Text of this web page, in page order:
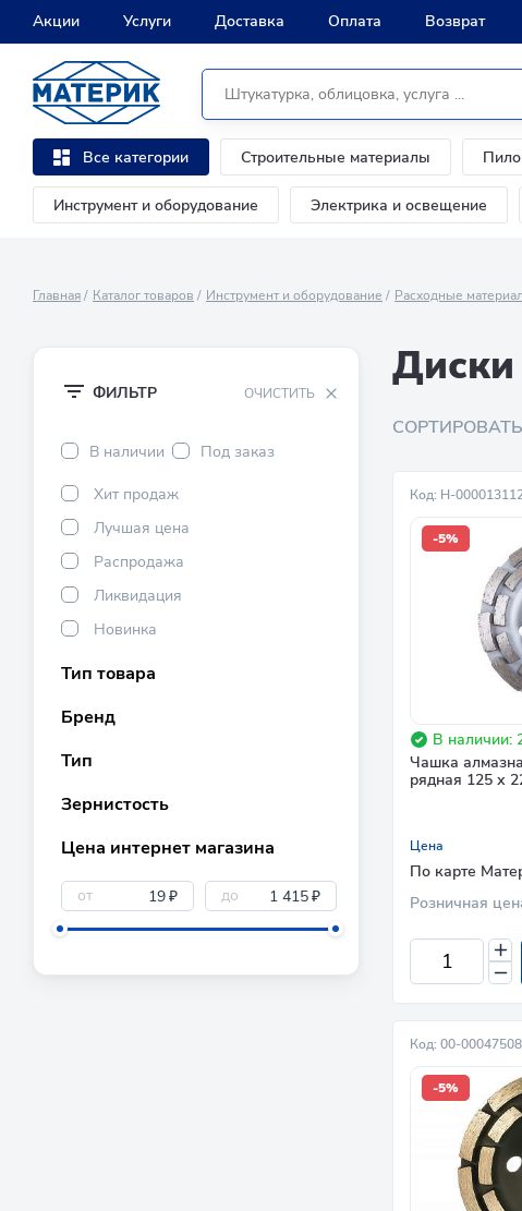
Акции Услуги Доставка Оплата Возврат
Все категории Строительные материалы
Инструмент и оборудование Электрика и освещение
Главная Каталог товаров Инструмент и оборудование Расходные
ФИЛЬТР ОЧИСТИТЬ
В наличии Под заказ
Хит продаж
Лучшая цена
Распродажа
Ликвидация
Новинка
Тип товара
Бренд
Тип
Зернистость
Цена интернет магазина
от ₽ до ₽
Код: Н-
-5%
В наличии:
Чашка
рядная 125 х
Цена
По карте
Розничная
Код: 00-00047508
-5%